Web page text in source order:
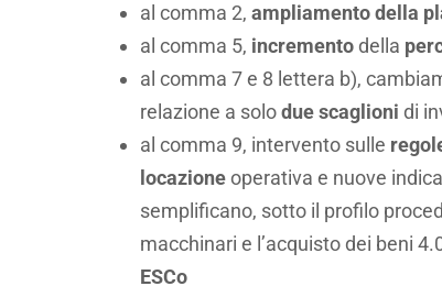
al comma 2, ampliamento della
al comma 5, incremento della
al comma 7 e 8 lettera b),
relazione a solodue scaglioni di
al comma 9, intervento sulle
locazioneoperativa e nuove
semplificano, sotto il profilo
macchinari e l’acquisto dei beni
ESCo